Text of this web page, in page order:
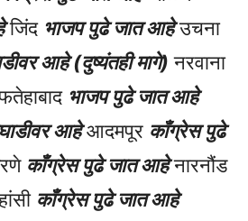
जिंद भाजप पुढे जात आहेउचना
आहे (दुष्यंतही मागे) नरवाना
भाजप पुढे जात आहे
आहेआदमपूर काँग्रेस पुढे
काँग्रेस पुढे जात आहेनारनौंड
काँग्रेस पुढे जात आहे